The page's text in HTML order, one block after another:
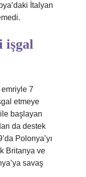
İtalyan
işgal
7
etmeye
başlayan
da destek
Polonya’yı
Britanya ve
savaş